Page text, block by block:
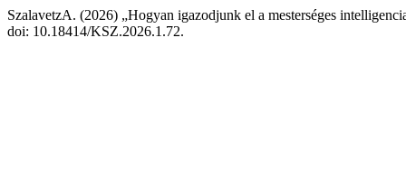
SzalavetzA. (2026) „Hogyan igazodjunk el a mesterséges
doi: 10.18414/KSZ.2026.1.72.